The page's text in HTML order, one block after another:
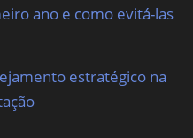
ano e como evitá-las
estratégico na